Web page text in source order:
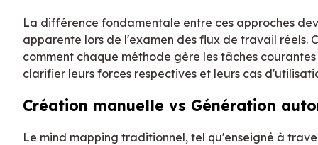
La différence fondamentale entre ces approches
apparente lors de l'examen des flux de travail réels.
comment chaque méthode gère les tâches
clarifier leurs forces respectives et leurs cas
Création manuelle vs Génération
Le mind mapping traditionnel, tel qu'enseigné à